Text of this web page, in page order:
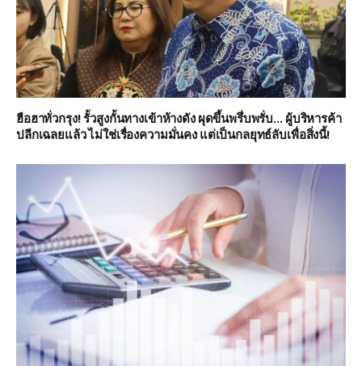
ฮือฮาทั่วกรุง! รั้วสูงกั้นทางเข้าห้างดัง ผุดขึ้นพรึ่บพรั่บ… ผู้บริหารค้า
ปลีกเฉลยแล้ว ไม่ใช่เรื่องความมั่นคง แต่เป็นกลยุทธ์ลับเพื่อสิ่งนี้!